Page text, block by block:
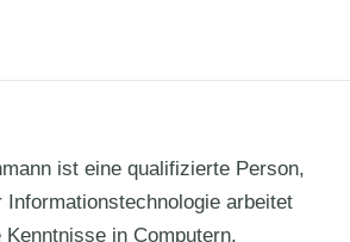
ist eine qualifizierte Person,
Informationstechnologie arbeitet
Kenntnisse in Computern,